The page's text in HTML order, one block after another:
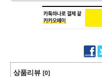
상품리뷰 [0]